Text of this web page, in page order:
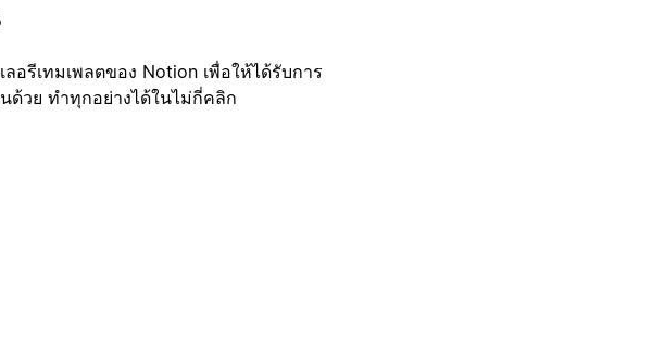
อรีเทมเพลตของ Notion เพื่อให้ได้รับการ
ด้วย ทำทุกอย่างได้ในไม่กี่คลิก